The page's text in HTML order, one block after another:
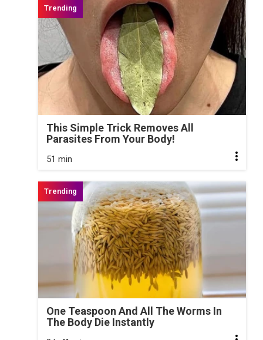
This Simple Trick Removes All
Parasites From Your Body!
51 min
One Teaspoon And All The Worms In
The Body Die Instantly